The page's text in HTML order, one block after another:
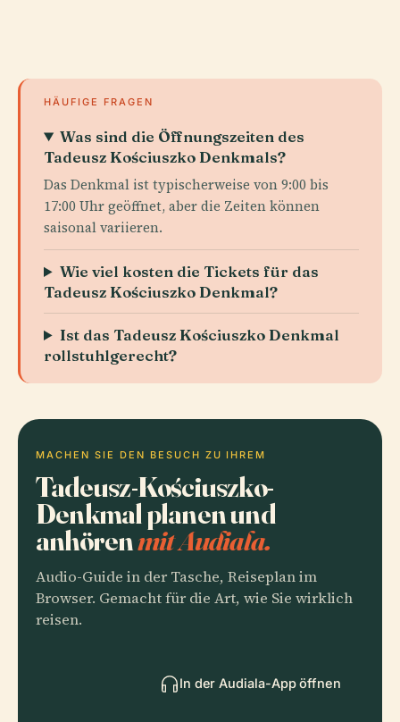
HÄUFIGE FRAGEN
Was sind die Öffnungszeiten des
Tadeusz Kościuszko Denkmals?
Das Denkmal ist typischerweise von 9:00 bis
17:00 Uhr geöffnet, aber die Zeiten können
saisonal variieren.
Wie viel kosten die Tickets für das
Tadeusz Kościuszko Denkmal?
Ist das Tadeusz Kościuszko Denkmal
rollstuhlgerecht?
MACHEN SIE DEN BESUCH ZU IHREM
Tadeusz-Kościuszko-
Denkmal planen und
anhörenmit Audiala.
Audio-Guide in der Tasche, Reiseplan im
Browser. Gemacht für die Art, wie Sie wirklich
reisen.
In der Audiala-App öffnen